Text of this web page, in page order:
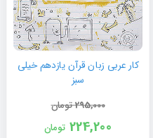
کار عربی زبان قرآن یازدهم خیلی
سبز
295,000تومان
224,200 تومان